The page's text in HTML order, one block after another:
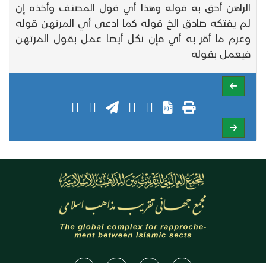
الراهن أحق به قوله وهذا أي قول المصنف وأخذه إن
لم يفتكه صادق الخ قوله كما ادعى أي المرتهن قوله
وغرم ما أقر به أي فإن نكل أيضا عمل بقول المرتهن
فيعمل بقوله